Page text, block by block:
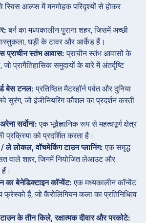
स्विस आल्प्स में मनमोहक परिदृश्यों से होकर
बर्न का मध्यकालीन पुराना शहर, जिसमें अच्छी
घड़ी के टावर और आर्केड हैं।
प्राचीन स्तंभ आवास: प्राचीन स्तंभ आवासों के
प्रागैतिहासिक समुदायों के बारे में अंतर्दृष्टि
बेस टनल: प्रतिष्ठित मैटरहॉर्न पर्वत और दुनिया
सुरंग, जो इंजीनियरिंग कौशल का प्रदर्शन करती
सर्दोना: एक भूवैज्ञानिक रूप से महत्वपूर्ण क्षेत्र
प्रक्रिया को प्रदर्शित करता है।
ले लोकल, वॉचमेकिंग टाउन प्लानिंग: एक समृद्ध
वाले शहर, जिनमें नियोजित लेआउट और
का बेनेडिक्टाइन कॉन्वेंट: एक मध्यकालीन कॉन्वेंट
हैं, जो कैरोलिंगियन कला का प्रतिनिधित्व
के तीन किले, रक्षात्मक दीवार और परकोटे: